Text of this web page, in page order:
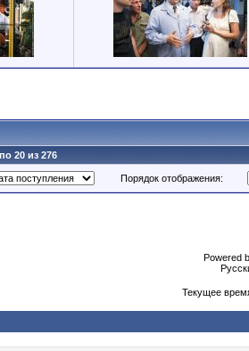
20 из 276
Порядок отображения:
Powered
Текущее